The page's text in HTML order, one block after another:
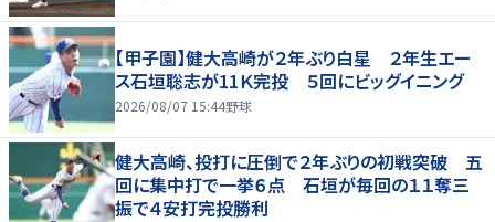
【甲子園】健大高崎が２年ぶり白星 ２年生エー
ス石垣聡志が11Ｋ完投 ５回にビッグイニング
2026/08/07 15:44野球
健大高崎、投打に圧倒で２年ぶりの初戦突破 五
回に集中打で一挙６点 石垣が毎回の１１奪三
振で４安打完投勝利